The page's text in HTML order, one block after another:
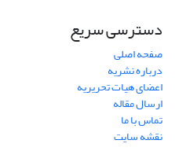
دسترسی سریع
صفحه اصلی
درباره نشریه
اعضای هیات تحریریه
ارسال مقاله
تماس با ما
نقشه سایت